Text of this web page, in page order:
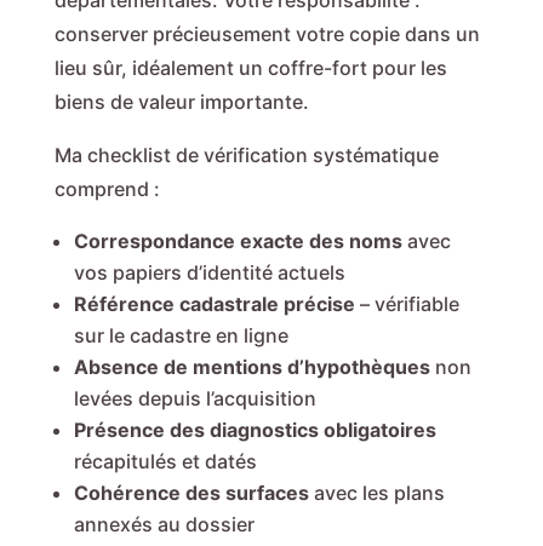
conserver précieusement votre copie dans un
lieu sûr, idéalement un coffre-fort pour les
biens de valeur importante.
Ma checklist de vérification systématique
comprend :
Correspondance exacte des nomsavec
vos papiers d’identité actuels
Référence cadastrale précise – vérifiable
sur le cadastre en ligne
Absence de mentions d’hypothèquesnon
levées depuis l’acquisition
Présence des diagnostics obligatoires
récapitulés et datés
Cohérence des surfacesavec les plans
annexés au dossier